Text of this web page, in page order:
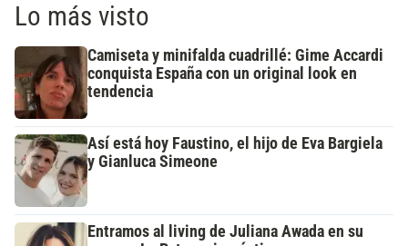
Lo más visto
Camiseta y minifalda cuadrillé: Gime Accardi
conquista España con un original look en
tendencia
Así está hoy Faustino, el hijo de Eva Bargiela
y Gianluca Simeone
Entramos al living de Juliana Awada en su